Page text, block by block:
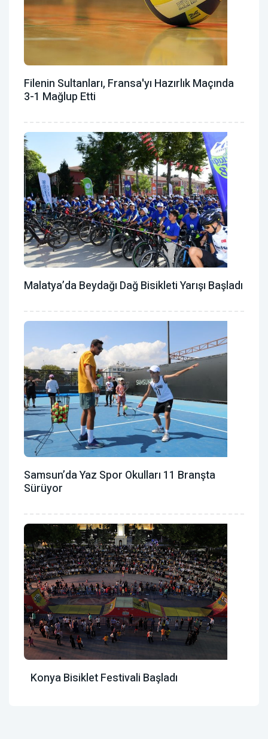
Filenin Sultanları, Fransa'yı Hazırlık Maçında
3-1 Mağlup Etti
Malatya’da Beydağı Dağ Bisikleti Yarışı Başladı
Samsun’da Yaz Spor Okulları 11 Branşta
Sürüyor
Konya Bisiklet Festivali Başladı